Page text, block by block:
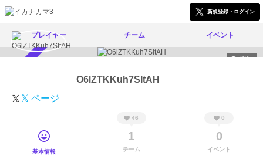
新規登録・ログイン
プレイヤー チーム イベント
205
O6lZTKKuh7SItAH
𝕏 ページ
基本情報
46
1
チーム
0
0
イベント